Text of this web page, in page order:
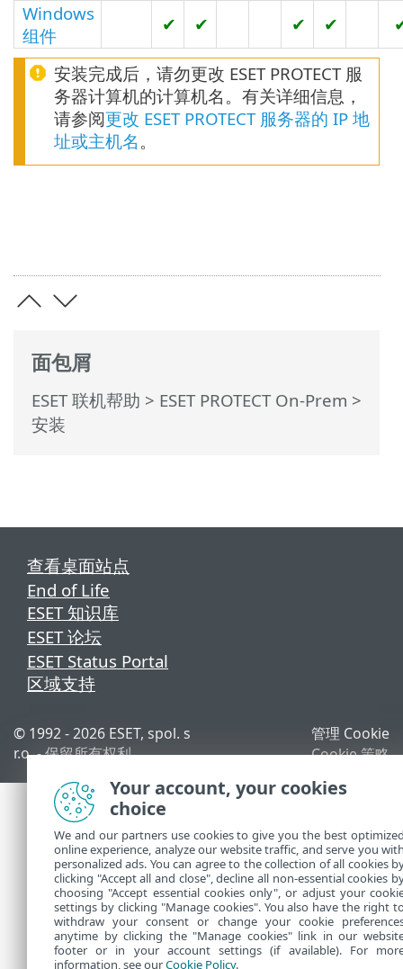
面包屑
ESET 联机帮助 > ESET PROTECT On-Prem >
安装
Windows
组件
✔ ✔ ✔ ✔
安装完成后，请勿更改 ESET PROTECT 服
务器计算机的计算机名。有关详细信息，
请参阅更改 ESET PROTECT 服务器的 IP 地
址或主机名 。
查看桌面站点
End of Life
ESET 知识库
ESET 论坛
ESET Status Portal
区域支持
© 1992 - 2026 ESET, spol. s
r.o. - 保留所有权利。
管理 Cookie
Cookie 策略
Your account, your cookies
choice
We and our partners use cookies to give you the best
online experience, analyze our website traffic, and serve you
personalized ads. You can agree to the collection of all cookies
clicking "Accept all and close", decline all non-essential cookies
choosing "Accept essential cookies only", or adjust your
settings by clicking "Manage cookies". You also have the right
withdraw your consent or change your cookie
anytime by clicking the "Manage cookies" link in our
footer or in your account settings (if available). For
information, see ourCookie Policy.